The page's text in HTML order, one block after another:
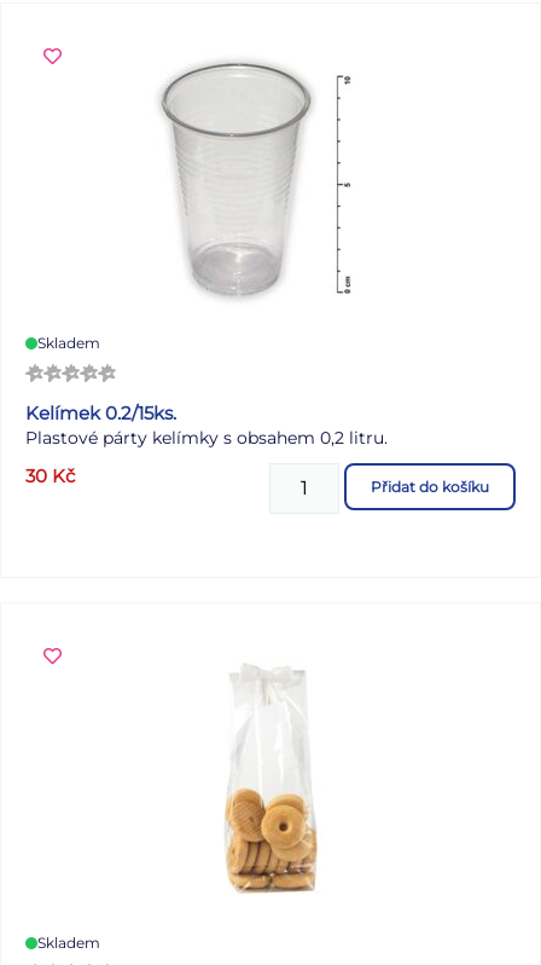
Skladem
Kelímek 0.2/15ks.
Plastové párty kelímky s obsahem 0,2 litru.
30 Kč Přidat do košíku
Skladem